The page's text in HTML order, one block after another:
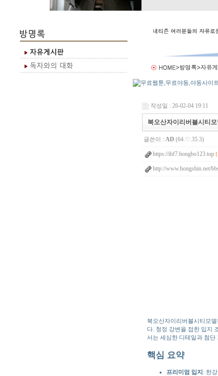
작성일 : 26-02-04 19:11
북오산자이리버블시티
글쓴이 : AD (64.♡.35.3)
https://ihf7.hongbo123.top
http://www.hongshin.net/
북오산자이리버블시티모
다. 청정 강변을 접한 입지
서는 세심한 디테일과 첨
핵심 요약
프리미엄 입지: 한